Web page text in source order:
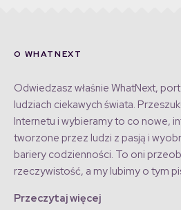
O WHATNEXT
Odwiedzasz właśnie WhatNext,
ludziach ciekawych świata.
Internetu i wybieramy to co nowe,
tworzone przez ludzi z pasją i
bariery codzienności. To oni
rzeczywistość, a my lubimy o tym
Przeczytaj więcej